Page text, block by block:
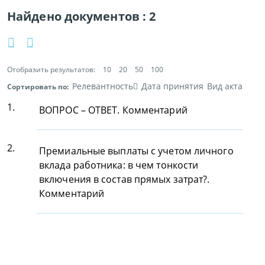
Найдено документов :2
Отобразить результатов: 10 20 50
100
Сортировать по: Релевантность Дата принятия Вид акта
1. ВОПРОС – ОТВЕТ. Комментарий
2.
Премиальные выплаты с учетом личного
вклада работника: в чем тонкости
включения в состав прямых затрат?.
Комментарий